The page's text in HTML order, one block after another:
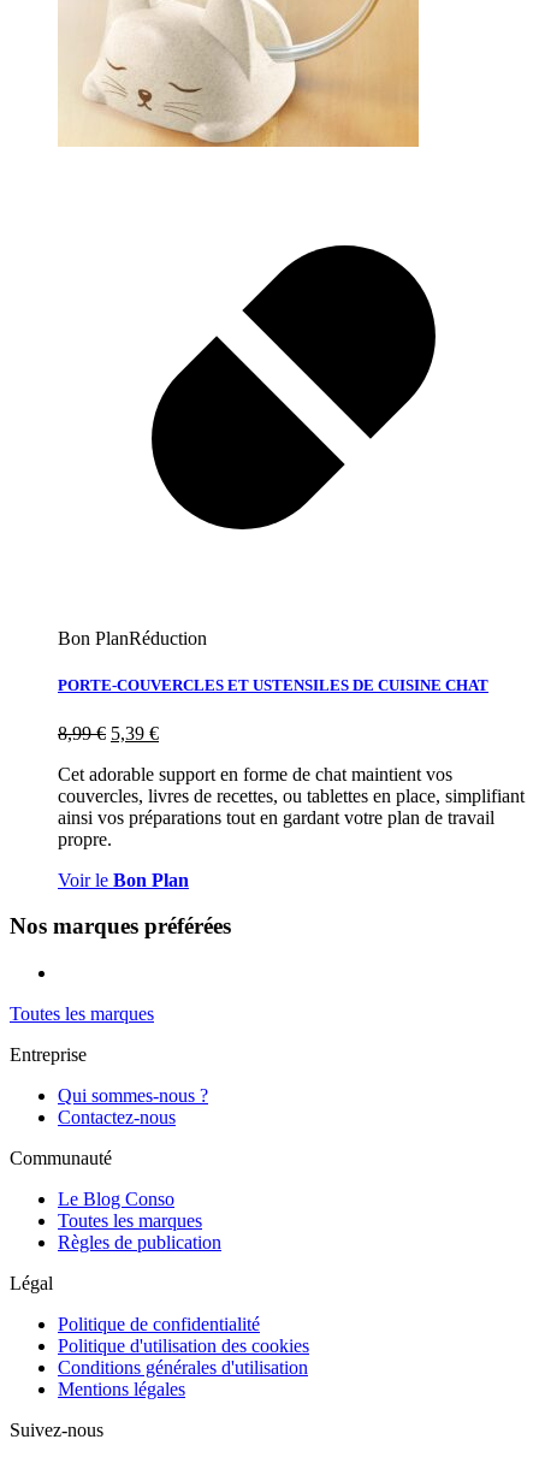
Bon PlanRéduction
PORTE-COUVERCLES ET USTENSILES DE CUISINE CHAT
8,99€ 5,39 €
Cet adorable support en forme de chat maintient vos
couvercles, livres de recettes, ou tablettes en place, simplifiant
ainsi vos préparations tout en gardant votre plan de travail
propre.
Voir le Bon Plan
Nos marques préférées
Toutes les marques
Entreprise
Qui sommes-nous ?
Contactez-nous
Communauté
Le Blog Conso
Toutes les marques
Règles de publication
Légal
Politique de confidentialité
Politique d'utilisation des cookies
Conditions générales d'utilisation
Mentions légales
Suivez-nous